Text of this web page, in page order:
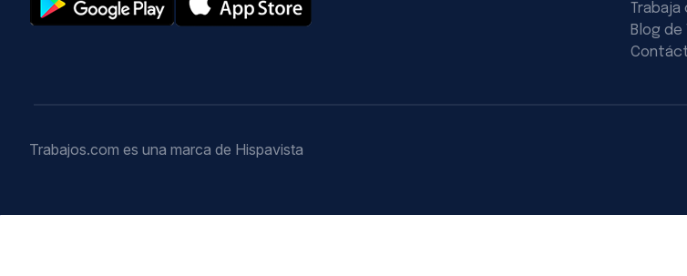
Blog de
Trabajos.com es una marca de Hispavista